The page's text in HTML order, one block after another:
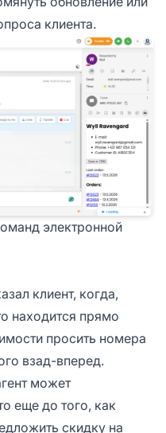
клиента.
электронной
клиент, когда,
находится прямо
просить номера
взад-вперед.
может
еще до того, как
скидку на